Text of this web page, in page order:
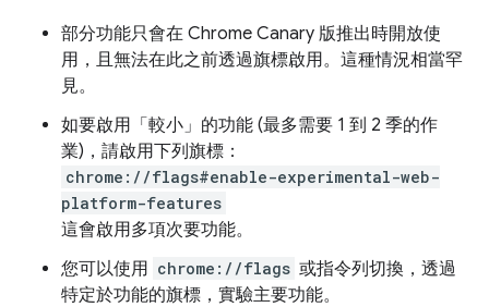
部分功能只會在 Chrome Canary 版推出時開放使
用，且無法在此之前透過旗標啟用。這種情況相當罕
見。
如要啟用「較小」的功能 (最多需要 1 到 2 季的作
業)，請啟用下列旗標：
chrome://flags#enable-experimental-web-
platform-features
這會啟用多項次要功能。
您可以使用 chrome://flags 或指令列切換，透過
特定於功能的旗標，實驗主要功能。